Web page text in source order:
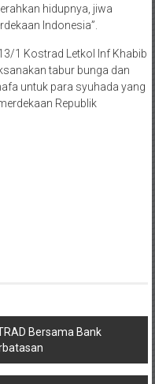
hidupnya, jiwa
Indonesia”.
1 Kostrad Letkol Inf Khabib
tabur bunga dan
untuk para syuhada yang
Republik
Bersama Bank